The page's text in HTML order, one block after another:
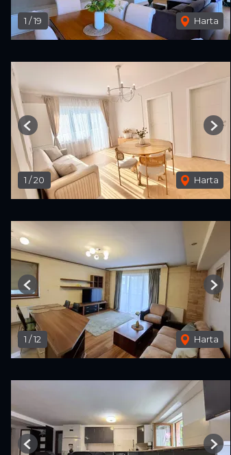
1 /19 Harta
1 /20 Harta
Previous Next
1 /12 Harta
Previous Next
Previous Next